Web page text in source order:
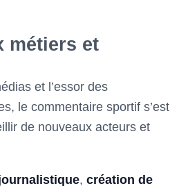
métiers et
et l’essor des
le commentaire sportif s’est
de nouveaux acteurs et
, création de